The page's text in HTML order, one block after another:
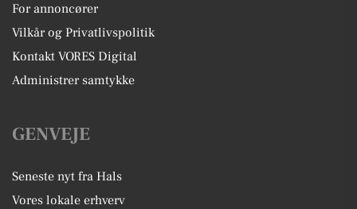
For annoncører
Vilkår og Privatlivspolitik
Kontakt VORES Digital
Administrer samtykke
GENVEJE
Seneste nyt fra Hals
Vores lokale erhverv